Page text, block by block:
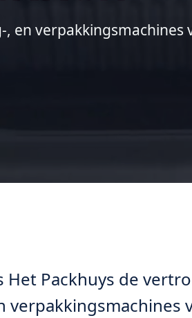
en
Het Packhuys de
verpakkingsmachines